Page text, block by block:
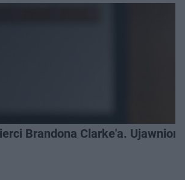
Brandona Clarke'a.